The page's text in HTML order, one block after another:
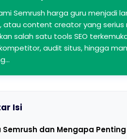
Semrush harga guru menjadi
atau content creator yang
salah satu tools SEO
audit situs, hingga
Isi
Semrush dan Mengapa